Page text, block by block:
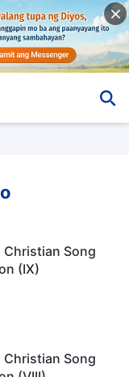
Christian Song
(IX)
Christian Song